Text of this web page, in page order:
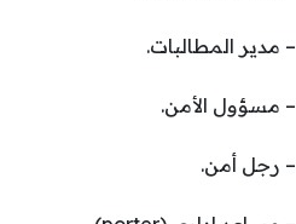
– مدير المطالبات.
– مسؤول الأمن.
– رجل أمن.